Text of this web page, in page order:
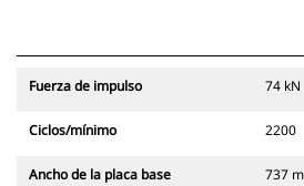
Fuerza de impulso 74 kN
Ciclos/mínimo 2200
Ancho de la placa base 737